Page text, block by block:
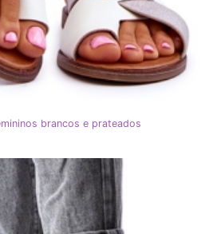
brancos e prateados